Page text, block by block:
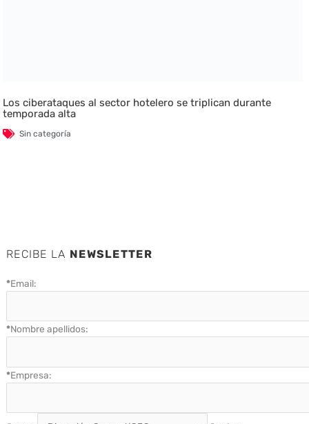
Los ciberataques al sector hotelero se triplican durante
temporada alta
Sin categoría
RECIBE LA NEWSLETTER
*Email:
*Nombre apellidos:
*Empresa: